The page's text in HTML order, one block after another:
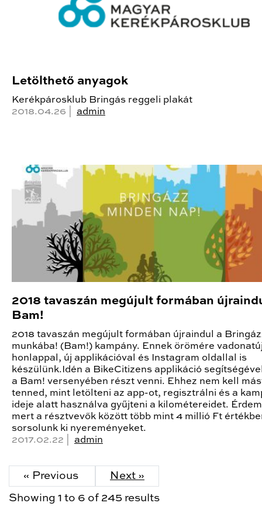
Letölthető anyagok
Kerékpárosklub Bringás reggeli plakát
2018.04.26 | admin
2018 tavaszán megújult formában
Bam!
2018 tavaszán megújult formában újraindul a
munkába! (Bam!) kampány. Ennek örömére
honlappal, új applikációval és Instagram oldallal is
készülünk.Idén a BikeCitizens applikáció
a Bam! versenyében részt venni. Ehhez nem kell
tenned, mint letölteni az app-ot, regisztrálni és a
ideje alatt használva gyűjteni a kilométereidet.
mert a résztvevők között több mint 4 millió Ft
sorsolunk ki nyereményeket.
2017.02.22 | admin
« Previous Next »
Showing 1 to 6 of 245 results